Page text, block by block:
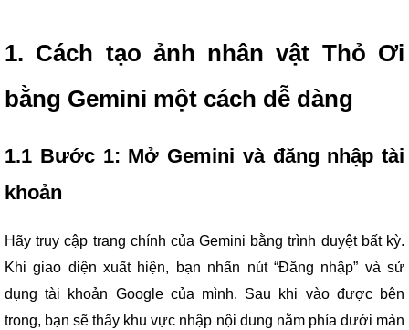
1. Cách tạo ảnh nhân vật Thỏ Ơi
bằng Gemini một cách dễ dàng
1.1 Bước 1: Mở Gemini và đăng nhập tài
khoản
Hãy truy cập trang chính của Gemini bằng trình duyệt bất kỳ.
Khi giao diện xuất hiện, bạn nhấn nút “Đăng nhập” và sử
dụng tài khoản Google của mình. Sau khi vào được bên
trong, bạn sẽ thấy khu vực nhập nội dung nằm phía dưới màn